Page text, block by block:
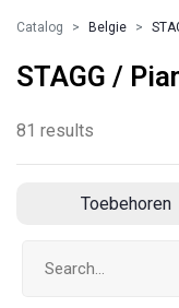
Catalog Belgie
STAGG /
81 results
Toebehoren